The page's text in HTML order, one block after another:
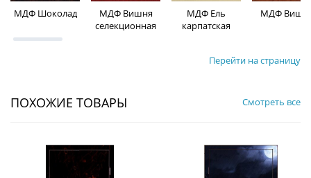
МДФ Шоколад
МДФ Вишня
селекционная
МДФ Ель
карпатская
МДФ
Перейти на страницу
ПОХОЖИЕ ТОВАРЫ Смотреть все